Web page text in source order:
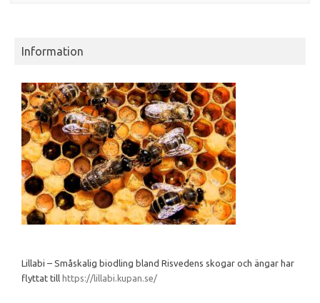
Information
Lillabi – Småskalig biodling bland Risvedens skogar och ängar har
flyttat till https://lillabi.kupan.se/